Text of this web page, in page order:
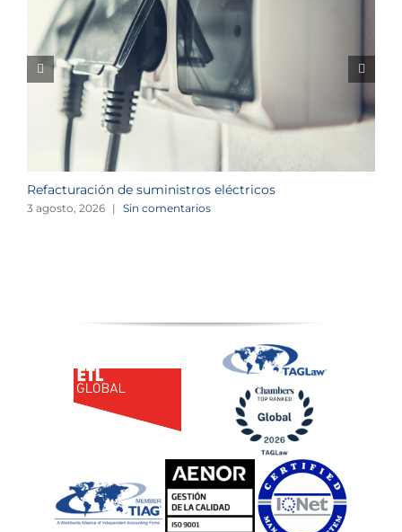
Refacturación de suministros eléctricos
3 agosto, 2026 | Sin comentarios